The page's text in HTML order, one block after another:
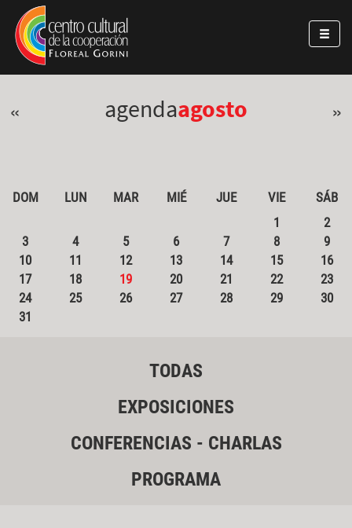
Pasar al contenido principal
Jump to main content
« agendaagosto »
DOM LUN MAR MIÉ JUE VIE
SÁB
1
2
3
4 5 6 7 8
9
10
11 12 13 14 15
16
17
18 19 20 21 22
23
24
25 26 27 28 29
30
31
TODAS
EXPOSICIONES
CONFERENCIAS - CHARLAS
PROGRAMA